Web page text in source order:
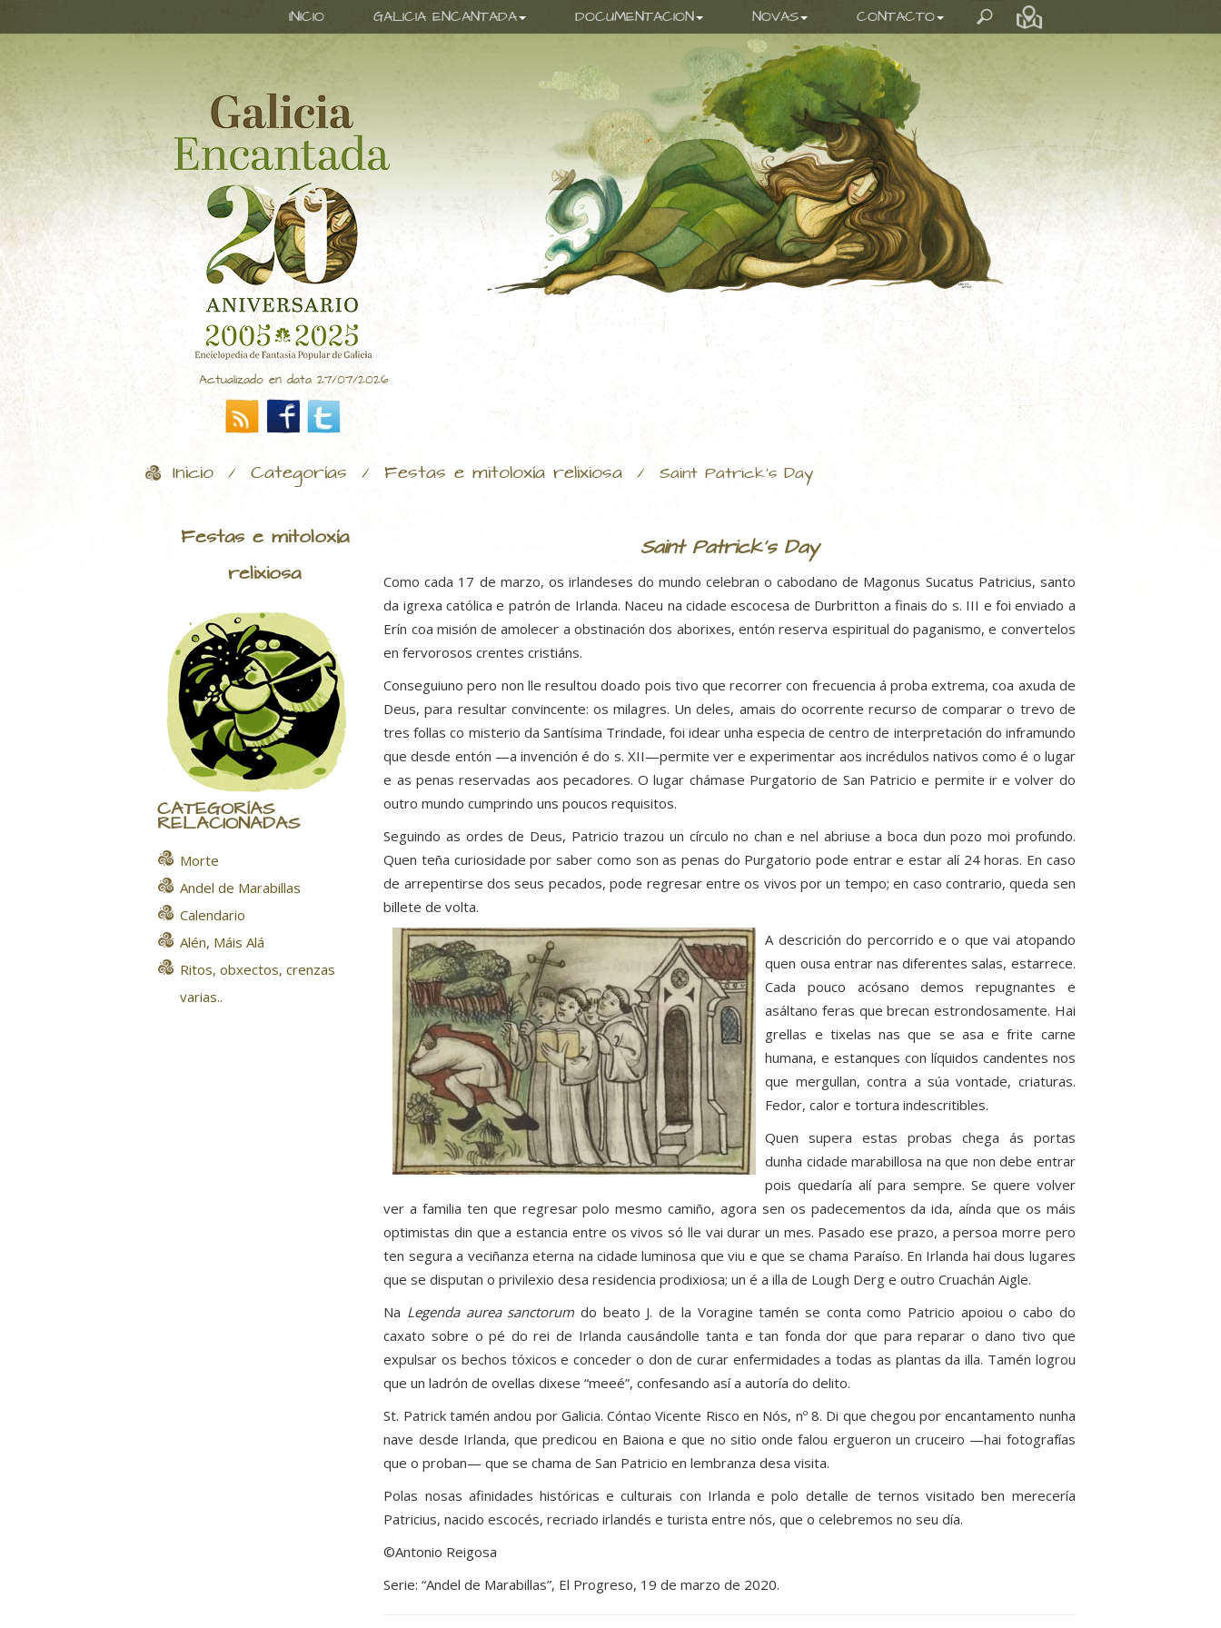
INICIO GALICIA ENCANTADA DOCUMENTACION NOVAS CONTACTO
Actualizado en data 27/07/2026
Inicio / Categorías / Festas e mitoloxía relixiosa / Saint Patrick's Day
Festas e mitoloxía
relixiosa
CATEGORÍAS
RELACIONADAS
Morte
Andel de Marabillas
Calendario
Alén, Máis Alá
Ritos, obxectos, crenzas
varias..
Saint Patrick's Day
Como cada 17 de marzo, os irlandeses do mundo celebran o cabodano de Magonus Sucatus Patricius, santo
da igrexa católica e patrón de Irlanda. Naceu na cidade escocesa de Durbritton a finais do s. III e foi enviado a
Erín coa misión de amolecer a obstinación dos aborixes, entón reserva espiritual do paganismo, e convertelos
en fervorosos crentes cristiáns.
Conseguiuno pero non lle resultou doado pois tivo que recorrer con frecuencia á proba extrema, coa axuda de
Deus, para resultar convincente: os milagres. Un deles, amais do ocorrente recurso de comparar o trevo de
tres follas co misterio da Santísima Trindade, foi idear unha especia de centro de interpretación do inframundo
que desde entón —a invención é do s. XII—permite ver e experimentar aos incrédulos nativos como é o lugar
e as penas reservadas aos pecadores. O lugar chámase Purgatorio de San Patricio e permite ir e volver do
outro mundo cumprindo uns poucos requisitos.
Seguindo as ordes de Deus, Patricio trazou un círculo no chan e nel abriuse a boca dun pozo moi profundo.
Quen teña curiosidade por saber como son as penas do Purgatorio pode entrar e estar alí 24 horas. En caso
de arrepentirse dos seus pecados, pode regresar entre os vivos por un tempo; en caso contrario, queda sen
billete de volta.
A descrición do percorrido e o que vai atopando
quen ousa entrar nas diferentes salas, estarrece.
Cada pouco acósano demos repugnantes e
asáltano feras que brecan estrondosamente. Hai
grellas e tixelas nas que se asa e frite carne
humana, e estanques con líquidos candentes nos
que mergullan, contra a súa vontade, criaturas.
Fedor, calor e tortura indescritibles.
Quen supera estas probas chega ás portas
dunha cidade marabillosa na que non debe entrar
pois quedaría alí para sempre. Se quere volver
ver a familia ten que regresar polo mesmo camiño, agora sen os padecementos da ida, aínda que os máis
optimistas din que a estancia entre os vivos só lle vai durar un mes. Pasado ese prazo, a persoa morre pero
ten segura a veciñanza eterna na cidade luminosa que viu e que se chama Paraíso. En Irlanda hai dous lugares
que se disputan o privilexio desa residencia prodixiosa; un é a illa de Lough Derg e outro Cruachán Aigle.
Na Legenda aurea sanctorum do beato J. de la Voragine tamén se conta como Patricio apoiou o cabo do
caxato sobre o pé do rei de Irlanda causándolle tanta e tan fonda dor que para reparar o dano tivo que
expulsar os bechos tóxicos e conceder o don de curar enfermidades a todas as plantas da illa. Tamén logrou
que un ladrón de ovellas dixese “meeé”, confesando así a autoría do delito.
St. Patrick tamén andou por Galicia. Cóntao Vicente Risco en Nós, nº 8. Di que chegou por encantamento nunha
nave desde Irlanda, que predicou en Baiona e que no sitio onde falou ergueron un cruceiro —hai fotografías
que o proban— que se chama de San Patricio en lembranza desa visita.
Polas nosas afinidades históricas e culturais con Irlanda e polo detalle de ternos visitado ben merecería
Patricius, nacido escocés, recriado irlandés e turista entre nós, que o celebremos no seu día.
©Antonio Reigosa
Serie: “Andel de Marabillas”, El Progreso, 19 de marzo de 2020.